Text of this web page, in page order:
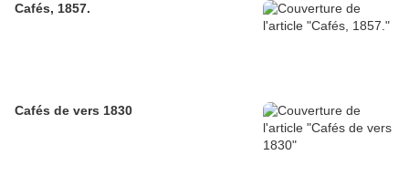
Cafés, 1857.
Cafés de vers 1830